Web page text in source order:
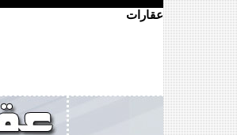
عقارات